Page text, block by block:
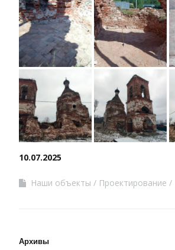
10.07.2025
Наши объекты Проектирование
Архивы